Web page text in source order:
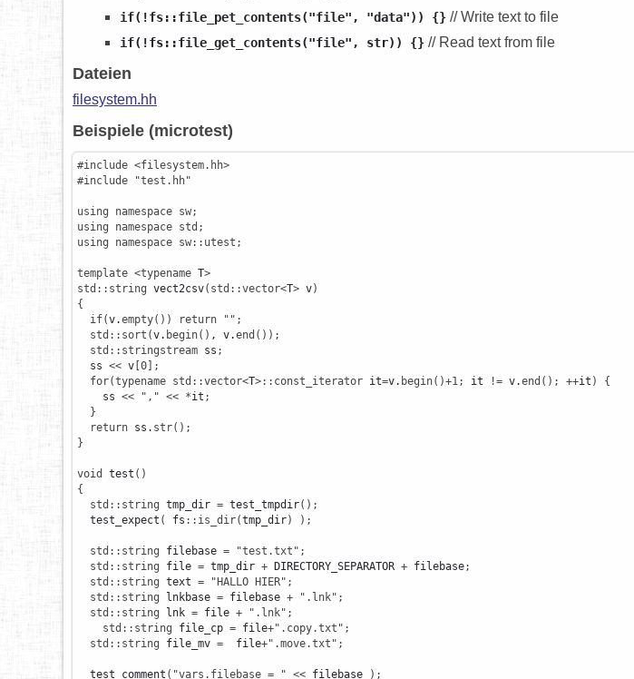
if(!fs::file_pet_contents("file", "data")) {} // Write text to file
if(!fs::file_get_contents("file", str)) {} // Read text from file
Dateien
filesystem.hh
Beispiele (microtest)
#include <filesystem.hh>
#include "test.hh"
using namespace sw;
using
namespace std ;
using
namespace sw:: utest ;
template <typename T>
std :: string vect2csv( std ::vector<T> v)
{
if(v.empty( ) ) return "" ;
std :: sort (v. begin( ) , v.end ( ) ) ;
std :: stringstream ss ;
  ss
<< v 0
;
for(typename std ::vector<T>:: const_iterator it=v. begin( )+1; it != v.end ( ) ; ++it )
{
    ss
<< "," << *it ;
}
return ss. str( ) ;
}
void test ( )
{
std :: string tmp_dir = test_tmpdir( ) ;
  test_expect
( fs :: is_dir(tmp_dir) ) ;
std :: string filebase = "test.txt" ;
std :: string file = tmp_dir + DIRECTORY_SEPARATOR + filebase;
std :: string text = "HALLO HIER" ;
std :: string lnkbase = filebase + ".lnk" ;
std :: string lnk = file + ".lnk" ;
std :: string file_cp = file+".copy.txt" ;
std :: string file_mv =
  file
+".move.txt" ;
  test_comment
( "vars.filebase = " << filebase ) ;